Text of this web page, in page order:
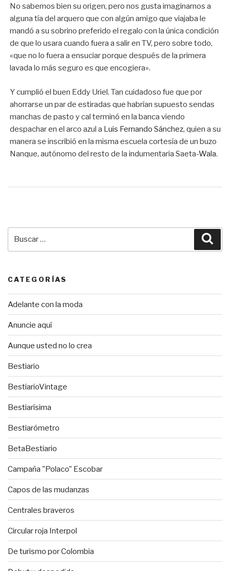
No sabemos bien su origen, pero nos gusta imaginarnos a
alguna tía del arquero que con algún amigo que viajaba le
mandó a su sobrino preferido el regalo con la única condición
de que lo usara cuando fuera a salir en TV, pero sobre todo,
«que no lo fuera a ensuciar porque después de la primera
lavada lo más seguro es que encogiera».
Y cumplió el buen Eddy Uriel. Tan cuidadoso fue que por
ahorrarse un par de estiradas que habrían supuesto sendas
manchas de pasto y cal terminó en la banca viendo
despachar en el arco azul a Luis Fernando Sánchez, quien a su
manera se inscribió en la misma escuela cortesía de un buzo
Nanque, autónomo del resto de la indumentaria Saeta-Wala.
CATEGORÍAS
Adelante con la moda
Anuncie aquí
Aunque usted no lo crea
Bestiario
BestiarioVintage
Bestiarísima
Bestiarómetro
BetaBestiario
Campaña "Polaco" Escobar
Capos de las mudanzas
Centrales braveros
Circular roja Interpol
De turismo por Colombia